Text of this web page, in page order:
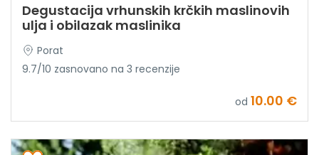
Degustacija vrhunskih krčkih maslinovih
ulja i obilazak maslinika
Porat
9.7/10 zasnovano na 3 recenzije
od 10.00 €